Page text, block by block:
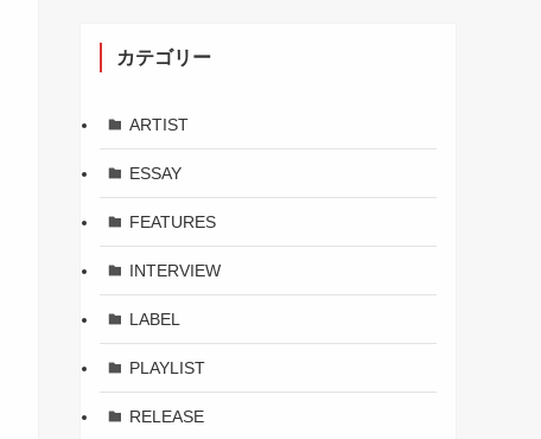
カテゴリー
ARTIST
ESSAY
FEATURES
INTERVIEW
LABEL
PLAYLIST
RELEASE